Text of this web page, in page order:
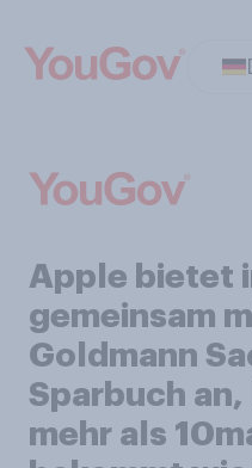
Apple bietet
gemeinsam
Goldmann
Sparbuch an,
mehr als